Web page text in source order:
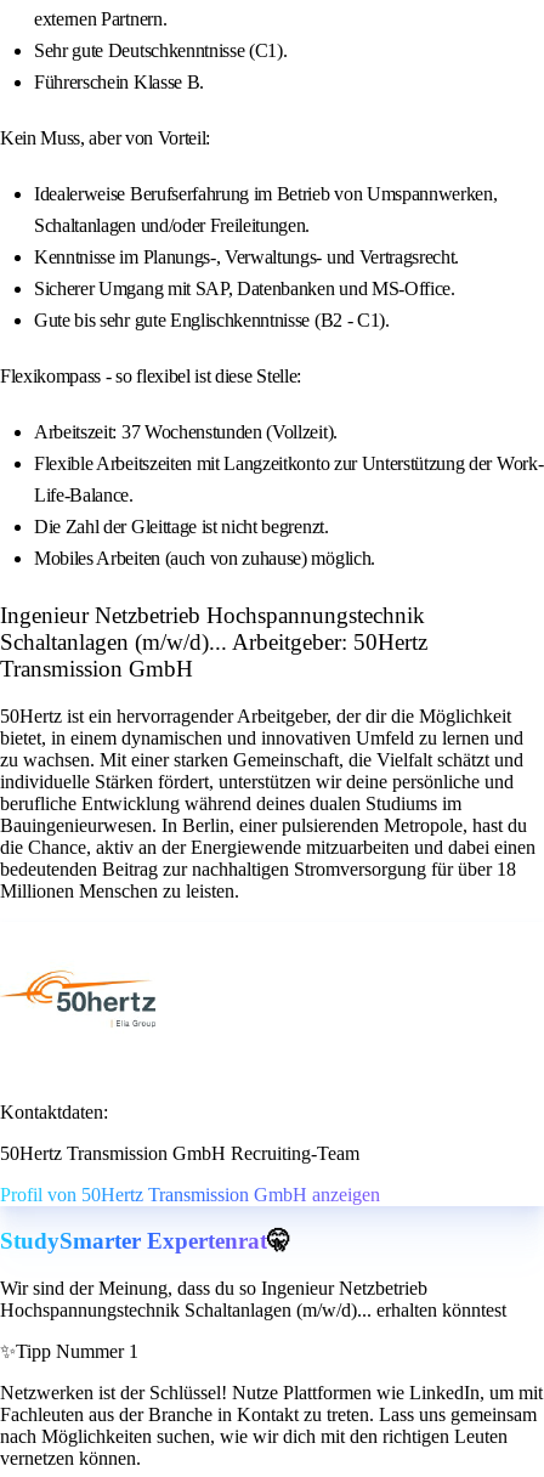
externen Partnern.
Sehr gute Deutschkenntnisse (C1).
Führerschein Klasse B.
Kein Muss, aber von Vorteil:
Idealerweise Berufserfahrung im Betrieb von Umspannwerken,
Schaltanlagen und/oder Freileitungen.
Kenntnisse im Planungs-, Verwaltungs- und Vertragsrecht.
Sicherer Umgang mit SAP, Datenbanken und MS-Office.
Gute bis sehr gute Englischkenntnisse (B2 - C1).
Flexikompass - so flexibel ist diese Stelle:
Arbeitszeit: 37 Wochenstunden (Vollzeit).
Flexible Arbeitszeiten mit Langzeitkonto zur Unterstützung der Work-
Life-Balance.
Die Zahl der Gleittage ist nicht begrenzt.
Mobiles Arbeiten (auch von zuhause) möglich.
Ingenieur Netzbetrieb Hochspannungstechnik
Schaltanlagen (m/w/d)... Arbeitgeber: 50Hertz
Transmission GmbH
50Hertz ist ein hervorragender Arbeitgeber, der dir die Möglichkeit
bietet, in einem dynamischen und innovativen Umfeld zu lernen und
zu wachsen. Mit einer starken Gemeinschaft, die Vielfalt schätzt und
individuelle Stärken fördert, unterstützen wir deine persönliche und
berufliche Entwicklung während deines dualen Studiums im
Bauingenieurwesen. In Berlin, einer pulsierenden Metropole, hast du
die Chance, aktiv an der Energiewende mitzuarbeiten und dabei einen
bedeutenden Beitrag zur nachhaltigen Stromversorgung für über 18
Millionen Menschen zu leisten.
Kontaktdaten:
50Hertz Transmission GmbH Recruiting-Team
Profil von 50Hertz Transmission GmbH anzeigen
StudySmarter Expertenrat🤫
Wir sind der Meinung, dass du so Ingenieur Netzbetrieb
Hochspannungstechnik Schaltanlagen (m/w/d)... erhalten könntest
✨Tipp Nummer 1
Netzwerken ist der Schlüssel! Nutze Plattformen wie LinkedIn, um mit
Fachleuten aus der Branche in Kontakt zu treten. Lass uns gemeinsam
nach Möglichkeiten suchen, wie wir dich mit den richtigen Leuten
vernetzen können.